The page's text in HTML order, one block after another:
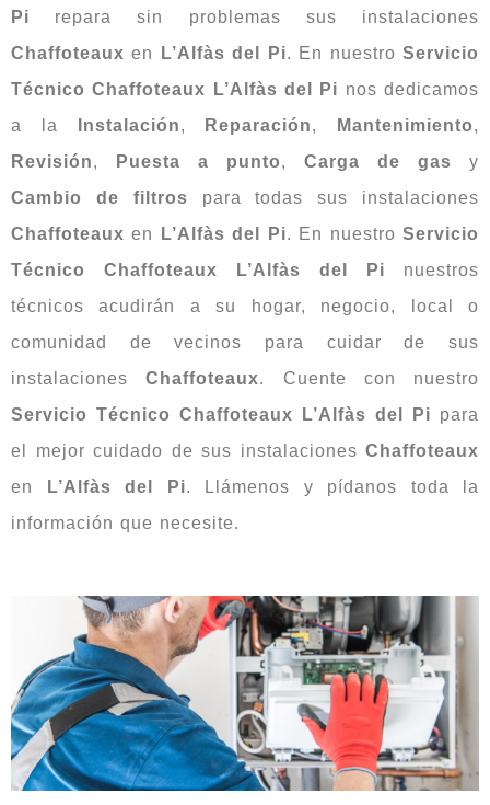
Pi repara sin problemas sus instalaciones
Chaffoteaux en L’Alfàs del Pi. En nuestroServicio
Técnico Chaffoteaux
L’Alfàs del Pi nos dedicamos
a la
Instalación, Reparación, Mantenimiento,
Revisión, Puesta a punto, Carga de gas y
Cambio de filtros para todas sus instalaciones
Chaffoteauxen L’Alfàs del Pi. En nuestroServicio
Técnico Chaffoteaux
L’Alfàs del Pi nuestros
técnicos acudirán a su hogar, negocio, local o
comunidad de vecinos para cuidar de sus
instalacionesChaffoteaux. Cuente con nuestro
Servicio Técnico Chaffoteaux L’Alfàs del Pi para
el mejor cuidado de sus instalaciones Chaffoteaux
en
L’Alfàs del Pi. Llámenos y pídanos toda la
información que necesite.